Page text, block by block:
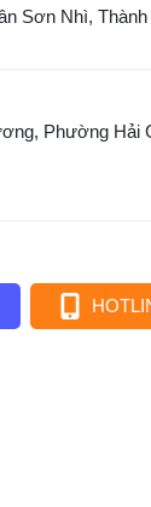
Sơn Nhì,
Phường Hải